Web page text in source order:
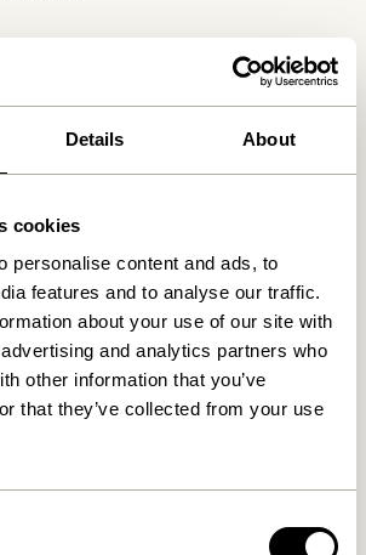
Details About
cookies
personalise content and ads, to
features and to analyse our traffic.
about your use of our site with
and analytics partners who
other information that you’ve
that they’ve collected from your use
Sui Carafe Bubbles